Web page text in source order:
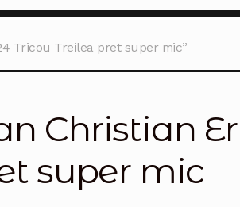
Tricou Treilea pret super mic”
Christian
super mic